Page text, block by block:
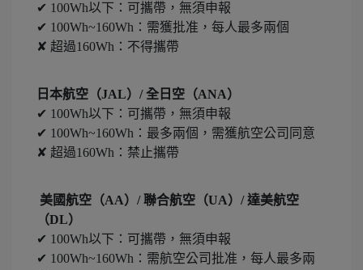
✔ 100Wh以下：可攜帶，無須申報
✔ 100Wh~160Wh：需獲批准，每人最多兩個
✘ 超過160Wh：不得攜帶
日本航空（JAL）/ 全日空（ANA）
✔ 100Wh以下：可攜帶，無須申報
✔ 100Wh~160Wh：最多兩個，需獲航空公司同意
✘ 超過160Wh：禁止攜帶
美國航空（AA）/ 聯合航空（UA）/ 達美航空
（DL）
✔ 100Wh以下：可攜帶，無須申報
✔ 100Wh~160Wh：需航空公司批准，每人最多兩